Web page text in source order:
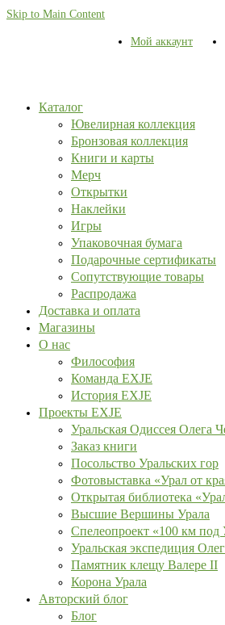
Skip to Main Content
Мой аккаунт
Каталог
Ювелирная коллекция
Бронзовая коллекция
Книги и карты
Мерч
Открытки
Наклейки
Игры
Упаковочная бумага
Подарочные сертификаты
Сопутствующие товары
Распродажа
Доставка и оплата
Магазины
О нас
Философия
Команда EXJE
История EXJE
Проекты EXJE
Уральская Одиссея Олега
Заказ книги
Посольство Уральских гор
Фотовыставка «Урал от
Открытая библиотека
Высшие Вершины Урала
Спелеопроект «100 км под
Уральская экспедиция
Памятник клещу Валере II
Корона Урала
Авторский блог
Блог